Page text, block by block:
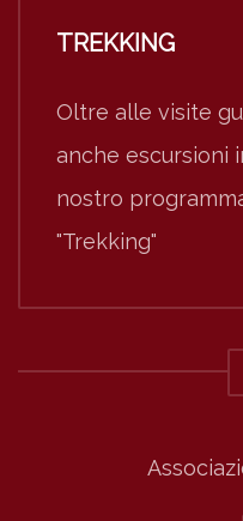
TREKKING
Oltre alle visite
anche escursioni
nostro
"Trekking"